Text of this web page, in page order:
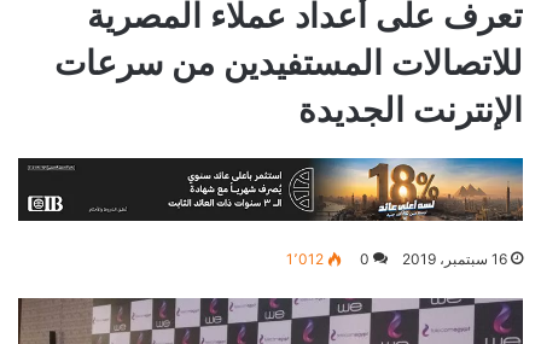
تعرف على أعداد عملاء المصرية
للاتصالات المستفيدين من سرعات
الإنترنت الجديدة
16 سبتمبر، 2019 0 1٬012